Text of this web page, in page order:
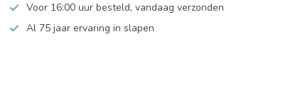
Voor 16:00 uur besteld, vandaag verzonden
Al 75 jaar ervaring in slapen